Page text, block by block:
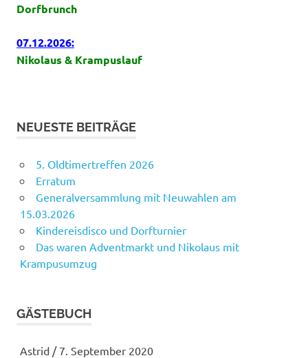
Dorfbrunch
07.12.2026:
Nikolaus & Krampuslauf
NEUESTE BEITRÄGE
5. Oldtimertreffen 2026
Erratum
Generalversammlung mit Neuwahlen am
15.03.2026
Kindereisdisco und Dorfturnier
Das waren Adventmarkt und Nikolaus mit
Krampusumzug
GÄSTEBUCH
Astrid/ 7. September 2020